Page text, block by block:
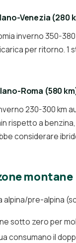
Venezia (280
inverno 350-
per ritorno. 1
Roma (580
230-300 km
rispetto a
considerare
montane
alpina/pre-alpina
sotto zero per
consumano il